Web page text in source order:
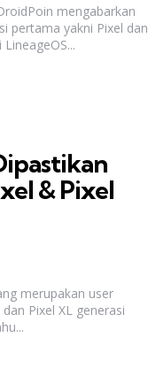
mengabarkan
pertama yakni Pixel dan
& Pixel
merupakan user
Pixel XL generasi